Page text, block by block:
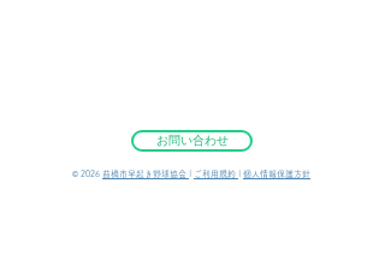
お問い合わせ
©︎ 2026 前橋市早起き野球協会 ご利用規約 個人情報保護方針